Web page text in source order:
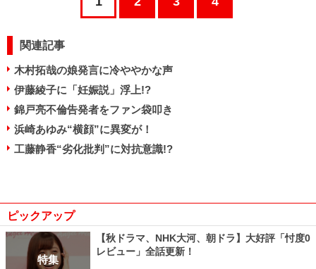
関連記事
木村拓哉の娘発言に冷ややかな声
伊藤綾子に「妊娠説」浮上!?
錦戸亮不倫告発者をファン袋叩き
浜崎あゆみ“横顔”に異変が！
工藤静香“劣化批判”に対抗意識!?
ピックアップ
特集
【秋ドラマ、NHK大河、朝ドラ】大好評「忖度0
レビュー」全話更新！